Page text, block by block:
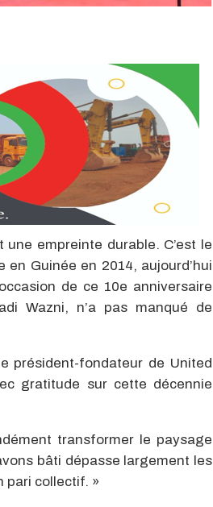
empreinte durable. C’est le
Guinée en 2014, aujourd’hui
de ce 10e anniversaire
Wazni, n’a pas manqué de
président-fondateur de United
gratitude sur cette décennie
transformer le paysage
bâti dépasse largement les
pari collectif. »